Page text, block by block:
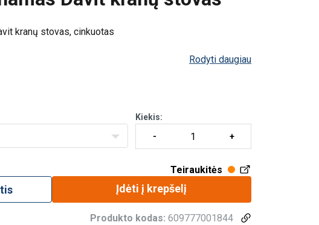
kranų stovas, cinkuotas
Rodyti daugiau
Kiekis:
Teiraukitės
Įdėti į krepšelį
Produkto kodas: 609777001844